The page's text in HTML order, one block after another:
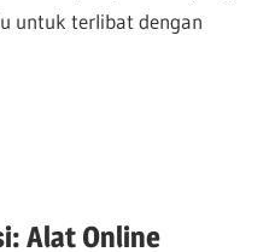
untuk terlibat dengan
Alat Online